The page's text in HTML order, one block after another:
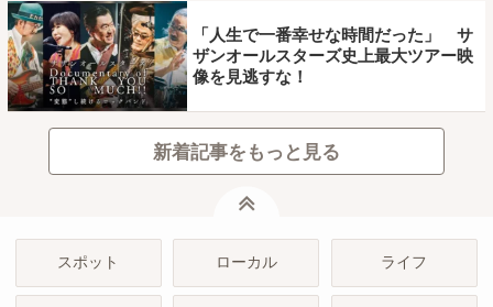
「人生で一番幸せな時間だった」 サ
ザンオールスターズ史上最大ツアー映
像を見逃すな！
新着記事をもっと見る
スポット ローカル ライフ